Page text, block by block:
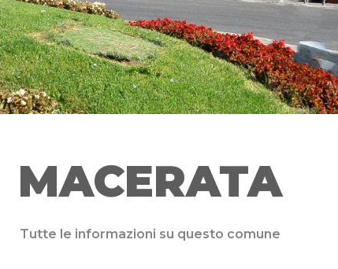
MACERATA
Tutte le informazioni su questo comune